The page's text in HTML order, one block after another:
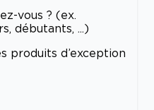
vous ? (ex.
débutants, ...)
produits d’exception